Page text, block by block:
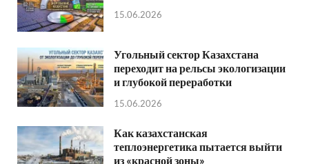
15.06.2026
Угольный сектор Казахстана
переходит на рельсы экологизации
и глубокой переработки
15.06.2026
Как казахстанская
теплоэнергетика пытается выйти
из «красной зоны»